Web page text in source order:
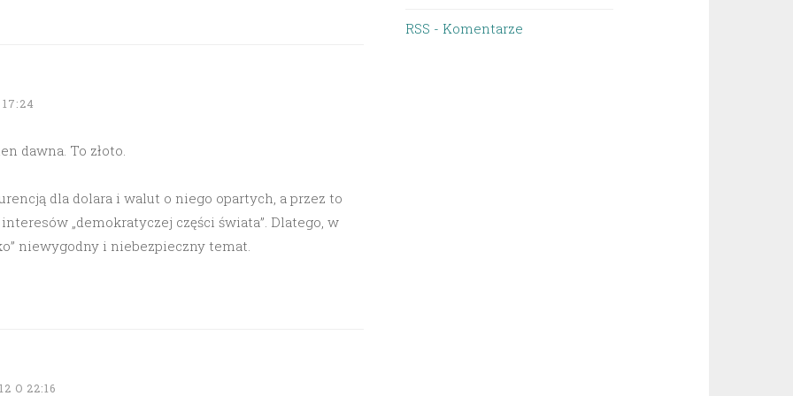
dawna. To złoto.
dla dolara i walut o niego opartych, a przez to
„demokratyczej części świata”. Dlatego, w
niewygodny i niebezpieczny temat.
O 22:16
RSS - Komentarze